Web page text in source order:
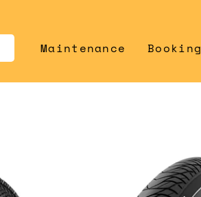
Maintenance Booking